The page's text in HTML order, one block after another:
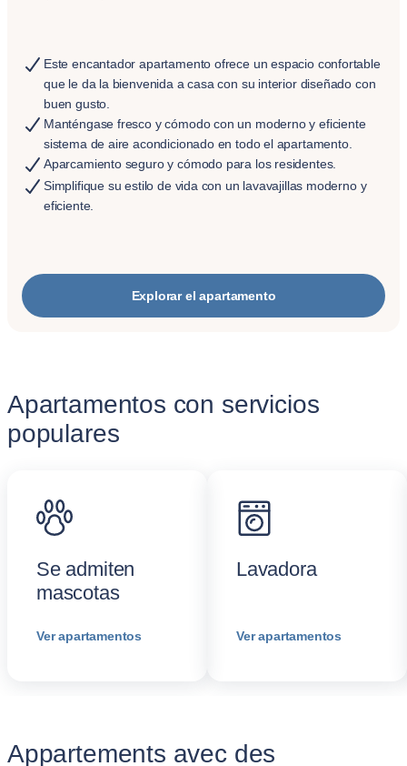
Este encantador apartamento ofrece un espacio confortable
que le da la bienvenida a casa con su interior diseñado con
buen gusto.
Manténgase fresco y cómodo con un moderno y eficiente
sistema de aire acondicionado en todo el apartamento.
Aparcamiento seguro y cómodo para los residentes.
Simplifique su estilo de vida con un lavavajillas moderno y
eficiente.
Explorar el apartamento
Apartamentos con servicios
populares
Se admiten
mascotas
Ver apartamentos
Lavadora
Ver apartamentos
Appartements avec des